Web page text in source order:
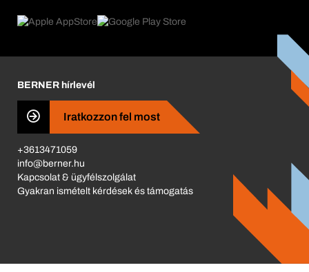
Termékajánló
Mi hajt minket
Business Conduct
BERNER hírlevél
Iratkozzon fel most
+3613471059
info@berner.hu
Kapcsolat & ügyfélszolgálat
Gyakran ismételt kérdések és támogatás